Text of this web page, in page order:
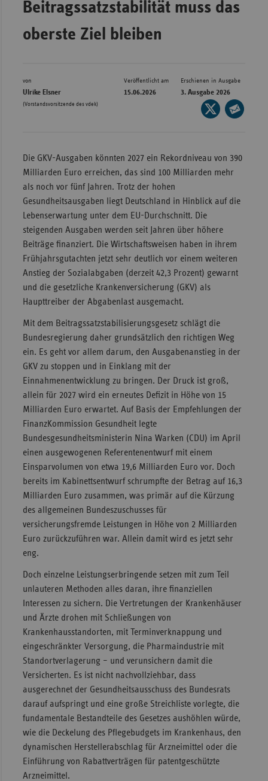
Hessen
Beitragssatzstabilität muss das
oberste Ziel bleiben
von
Ulrike Elsner
(Vorstandsvorsitzende des vdek)
Veröffentlicht am
15.06.2026
Erschienen in Ausgabe
3. Ausgabe 2026
Seite
auf
E-
Die GKV-Ausgaben könnten 2027 ein Rekordniveau von 390
Milliarden Euro erreichen, das sind 100 Milliarden mehr
als noch vor fünf Jahren. Trotz der hohen
Gesundheitsausgaben liegt Deutschland in Hinblick auf die
Lebenserwartung unter dem EU-Durchschnitt. Die
steigenden Ausgaben werden seit Jahren über höhere
Beiträge finanziert. Die Wirtschaftsweisen haben in ihrem
Frühjahrsgutachten jetzt sehr deutlich vor einem weiteren
Anstieg der Sozialabgaben (derzeit 42,3 Prozent) gewarnt
und die gesetzliche Krankenversicherung (GKV) als
Haupttreiber der Abgabenlast ausgemacht.
Mit dem Beitragssatzstabilisierungsgesetz schlägt die
Bundesregierung daher grundsätzlich den richtigen Weg
ein. Es geht vor allem darum, den Ausgabenanstieg in der
GKV zu stoppen und in Einklang mit der
Einnahmenentwicklung zu bringen. Der Druck ist groß,
allein für 2027 wird ein erneutes Defizit in Höhe von 15
Milliarden Euro erwartet. Auf Basis der Empfehlungen der
FinanzKommission Gesundheit legte
Bundesgesundheitsministerin Nina Warken (CDU) im April
einen ausgewogenen Referentenentwurf mit einem
Einsparvolumen von etwa 19,6 Milliarden Euro vor. Doch
bereits im Kabinettsentwurf schrumpfte der Betrag auf 16,3
Milliarden Euro zusammen, was primär auf die Kürzung
des allgemeinen Bundeszuschusses für
versicherungsfremde Leistungen in Höhe von 2 Milliarden
Euro zurückzuführen war. Allein damit wird es jetzt sehr
eng.
Doch einzelne Leistungserbringende setzen mit zum Teil
unlauteren Methoden alles daran, ihre finanziellen
Interessen zu sichern. Die Vertretungen der Krankenhäuser
und Ärzte drohen mit Schließungen von
Krankenhausstandorten, mit Terminverknappung und
eingeschränkter Versorgung, die Pharmaindustrie mit
Standortverlagerung – und verunsichern damit die
Versicherten. Es ist nicht nachvollziehbar, dass
ausgerechnet der Gesundheitsausschuss des Bundesrats
darauf aufspringt und eine große Streichliste vorlegte, die
fundamentale Bestandteile des Gesetzes aushöhlen würde,
wie die Deckelung des Pflegebudgets im Krankenhaus, den
dynamischen Herstellerabschlag für Arzneimittel oder die
Einführung von Rabattverträgen für patentgeschützte
Arzneimittel.